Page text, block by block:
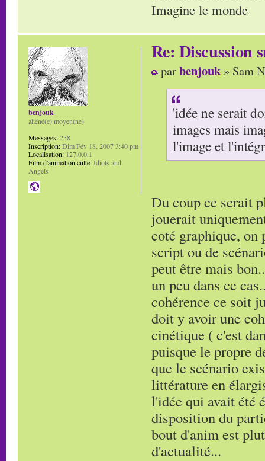
Imagine le monde
Re: Discussion
parbenjouk » Sam
'idée ne serait
images mais
l'image et
Du coup ce serait
jouerait
coté graphique, on
script ou de
peut être mais
un peu dans ce
cohérence ce soit
doit y avoir une
cinétique ( c'est
puisque le propre
que le scénario
littérature en
l'idée qui avait été
disposition du
bout d'anim est
d'actualité...
benjouk
aliéné(e) moyen(ne)
Messages:258
Inscription:Dim Fév 18, 2007 3:40 pm
Localisation: 127.0.0.1
Film d'animation culte:Idiots and
Angels